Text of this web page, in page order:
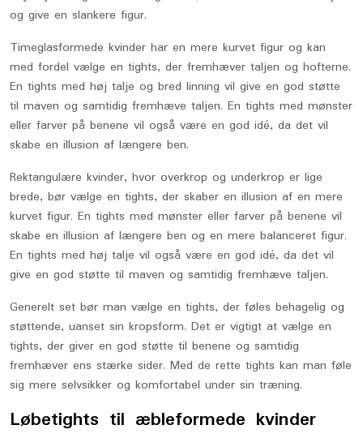
og give en slankere figur.
Timeglasformede kvinder har en mere kurvet figur og kan
med fordel vælge en tights, der fremhæver taljen og hofterne.
En tights med høj talje og bred linning vil give en god støtte
til maven og samtidig fremhæve taljen. En tights med mønster
eller farver på benene vil også være en god idé, da det vil
skabe en illusion af længere ben.
Rektangulære kvinder, hvor overkrop og underkrop er lige
brede, bør vælge en tights, der skaber en illusion af en mere
kurvet figur. En tights med mønster eller farver på benene vil
skabe en illusion af længere ben og en mere balanceret figur.
En tights med høj talje vil også være en god idé, da det vil
give en god støtte til maven og samtidig fremhæve taljen.
Generelt set bør man vælge en tights, der føles behagelig og
støttende, uanset sin kropsform. Det er vigtigt at vælge en
tights, der giver en god støtte til benene og samtidig
fremhæver ens stærke sider. Med de rette tights kan man føle
sig mere selvsikker og komfortabel under sin træning.
Løbetights til æbleformede kvinder